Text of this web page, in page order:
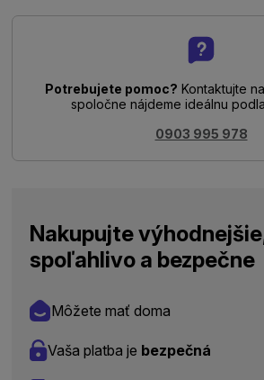
Potrebujete pomoc? Kontaktujte
spoločne nájdeme ideálnu
0903 995 978
Nakupujte
spoľahlivo a bezpečne
Môžete mať doma
Vaša platba je bezpečná